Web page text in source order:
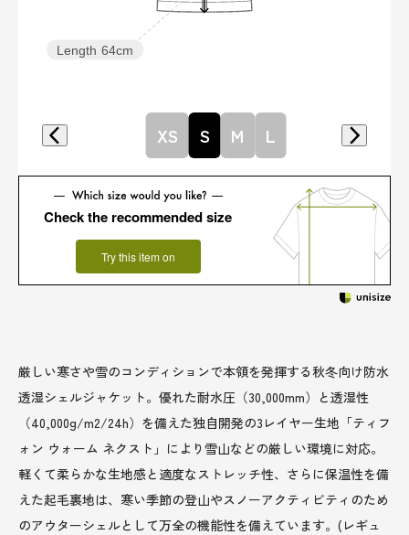
Length 64cm
XS S M L
Check the recommended size
Try this item on
厳しい寒さや雪のコンディションで本領を発揮する秋冬向け防水
透湿シェルジャケット。優れた耐水圧（30,000mm）と透湿性
（40,000g/m2/24h）を備えた独自開発の3レイヤー生地「ティフ
ォン ウォーム ネクスト」により雪山などの厳しい環境に対応。
軽くて柔らかな生地感と適度なストレッチ性、さらに保温性を備
えた起毛裏地は、寒い季節の登山やスノーアクティビティのため
のアウターシェルとして万全の機能性を備えています。(レギュ